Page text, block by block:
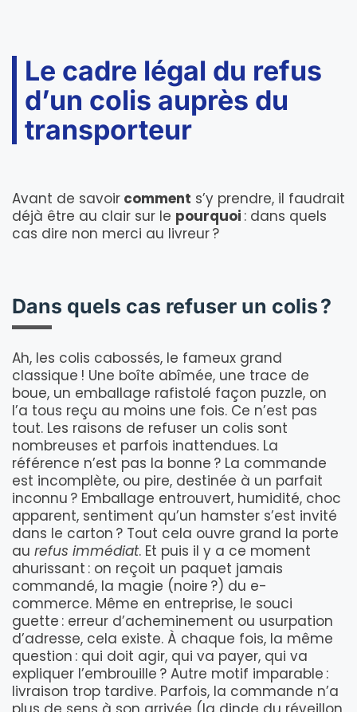
Le cadre légal du refus
d’un colis auprès du
transporteur
Avant de savoir comment s’y prendre, il faudrait
déjà être au clair sur le pourquoi : dans quels
cas dire non merci au livreur ?
Dans quels cas refuser un colis ?
Ah, les colis cabossés, le fameux grand
classique ! Une boîte abîmée, une trace de
boue, un emballage rafistolé façon puzzle, on
l’a tous reçu au moins une fois. Ce n’est pas
tout. Les raisons de refuser un colis sont
nombreuses et parfois inattendues. La
référence n’est pas la bonne ? La commande
est incomplète, ou pire, destinée à un parfait
inconnu ? Emballage entrouvert, humidité, choc
apparent, sentiment qu’un hamster s’est invité
dans le carton ? Tout cela ouvre grand la porte
au refus immédiat. Et puis il y a ce moment
ahurissant : on reçoit un paquet jamais
commandé, la magie (noire ?) du e-
commerce. Même en entreprise, le souci
guette : erreur d’acheminement ou usurpation
d’adresse, cela existe. À chaque fois, la même
question : qui doit agir, qui va payer, qui va
expliquer l’embrouille ? Autre motif imparable :
livraison trop tardive. Parfois, la commande n’a